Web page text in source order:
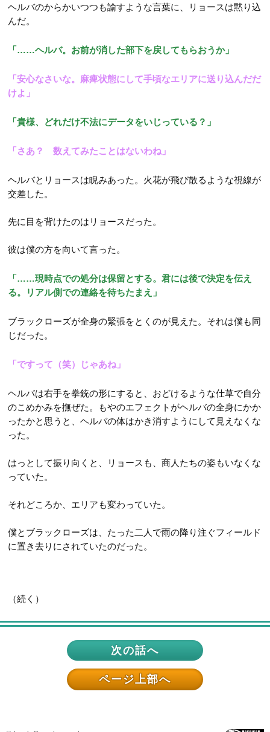
ヘルバのからかいつつも諭すような言葉に、リョースは黙り込
んだ。
「……ヘルバ。お前が消した部下を戻してもらおうか」
「安心なさいな。麻痺状態にして手頃なエリアに送り込んだだ
けよ」
「貴様、どれだけ不法にデータをいじっている？」
「さあ？ 数えてみたことはないわね」
ヘルバとリョースは睨みあった。火花が飛び散るような視線が
交差した。
先に目を背けたのはリョースだった。
彼は僕の方を向いて言った。
「……現時点での処分は保留とする。君には後で決定を伝え
る。リアル側での連絡を待ちたまえ」
ブラックローズが全身の緊張をとくのが見えた。それは僕も同
じだった。
「ですって（笑）じゃあね」
ヘルバは右手を拳銃の形にすると、おどけるような仕草で自分
のこめかみを撫ぜた。もやのエフェクトがヘルバの全身にかか
ったかと思うと、ヘルバの体はかき消すようにして見えなくな
った。
はっとして振り向くと、リョースも、商人たちの姿もいなくな
っていた。
それどころか、エリアも変わっていた。
僕とブラックローズは、たった二人で雨の降り注ぐフィールド
に置き去りにされていたのだった。
（続く）
次の話へ
ページ上部へ